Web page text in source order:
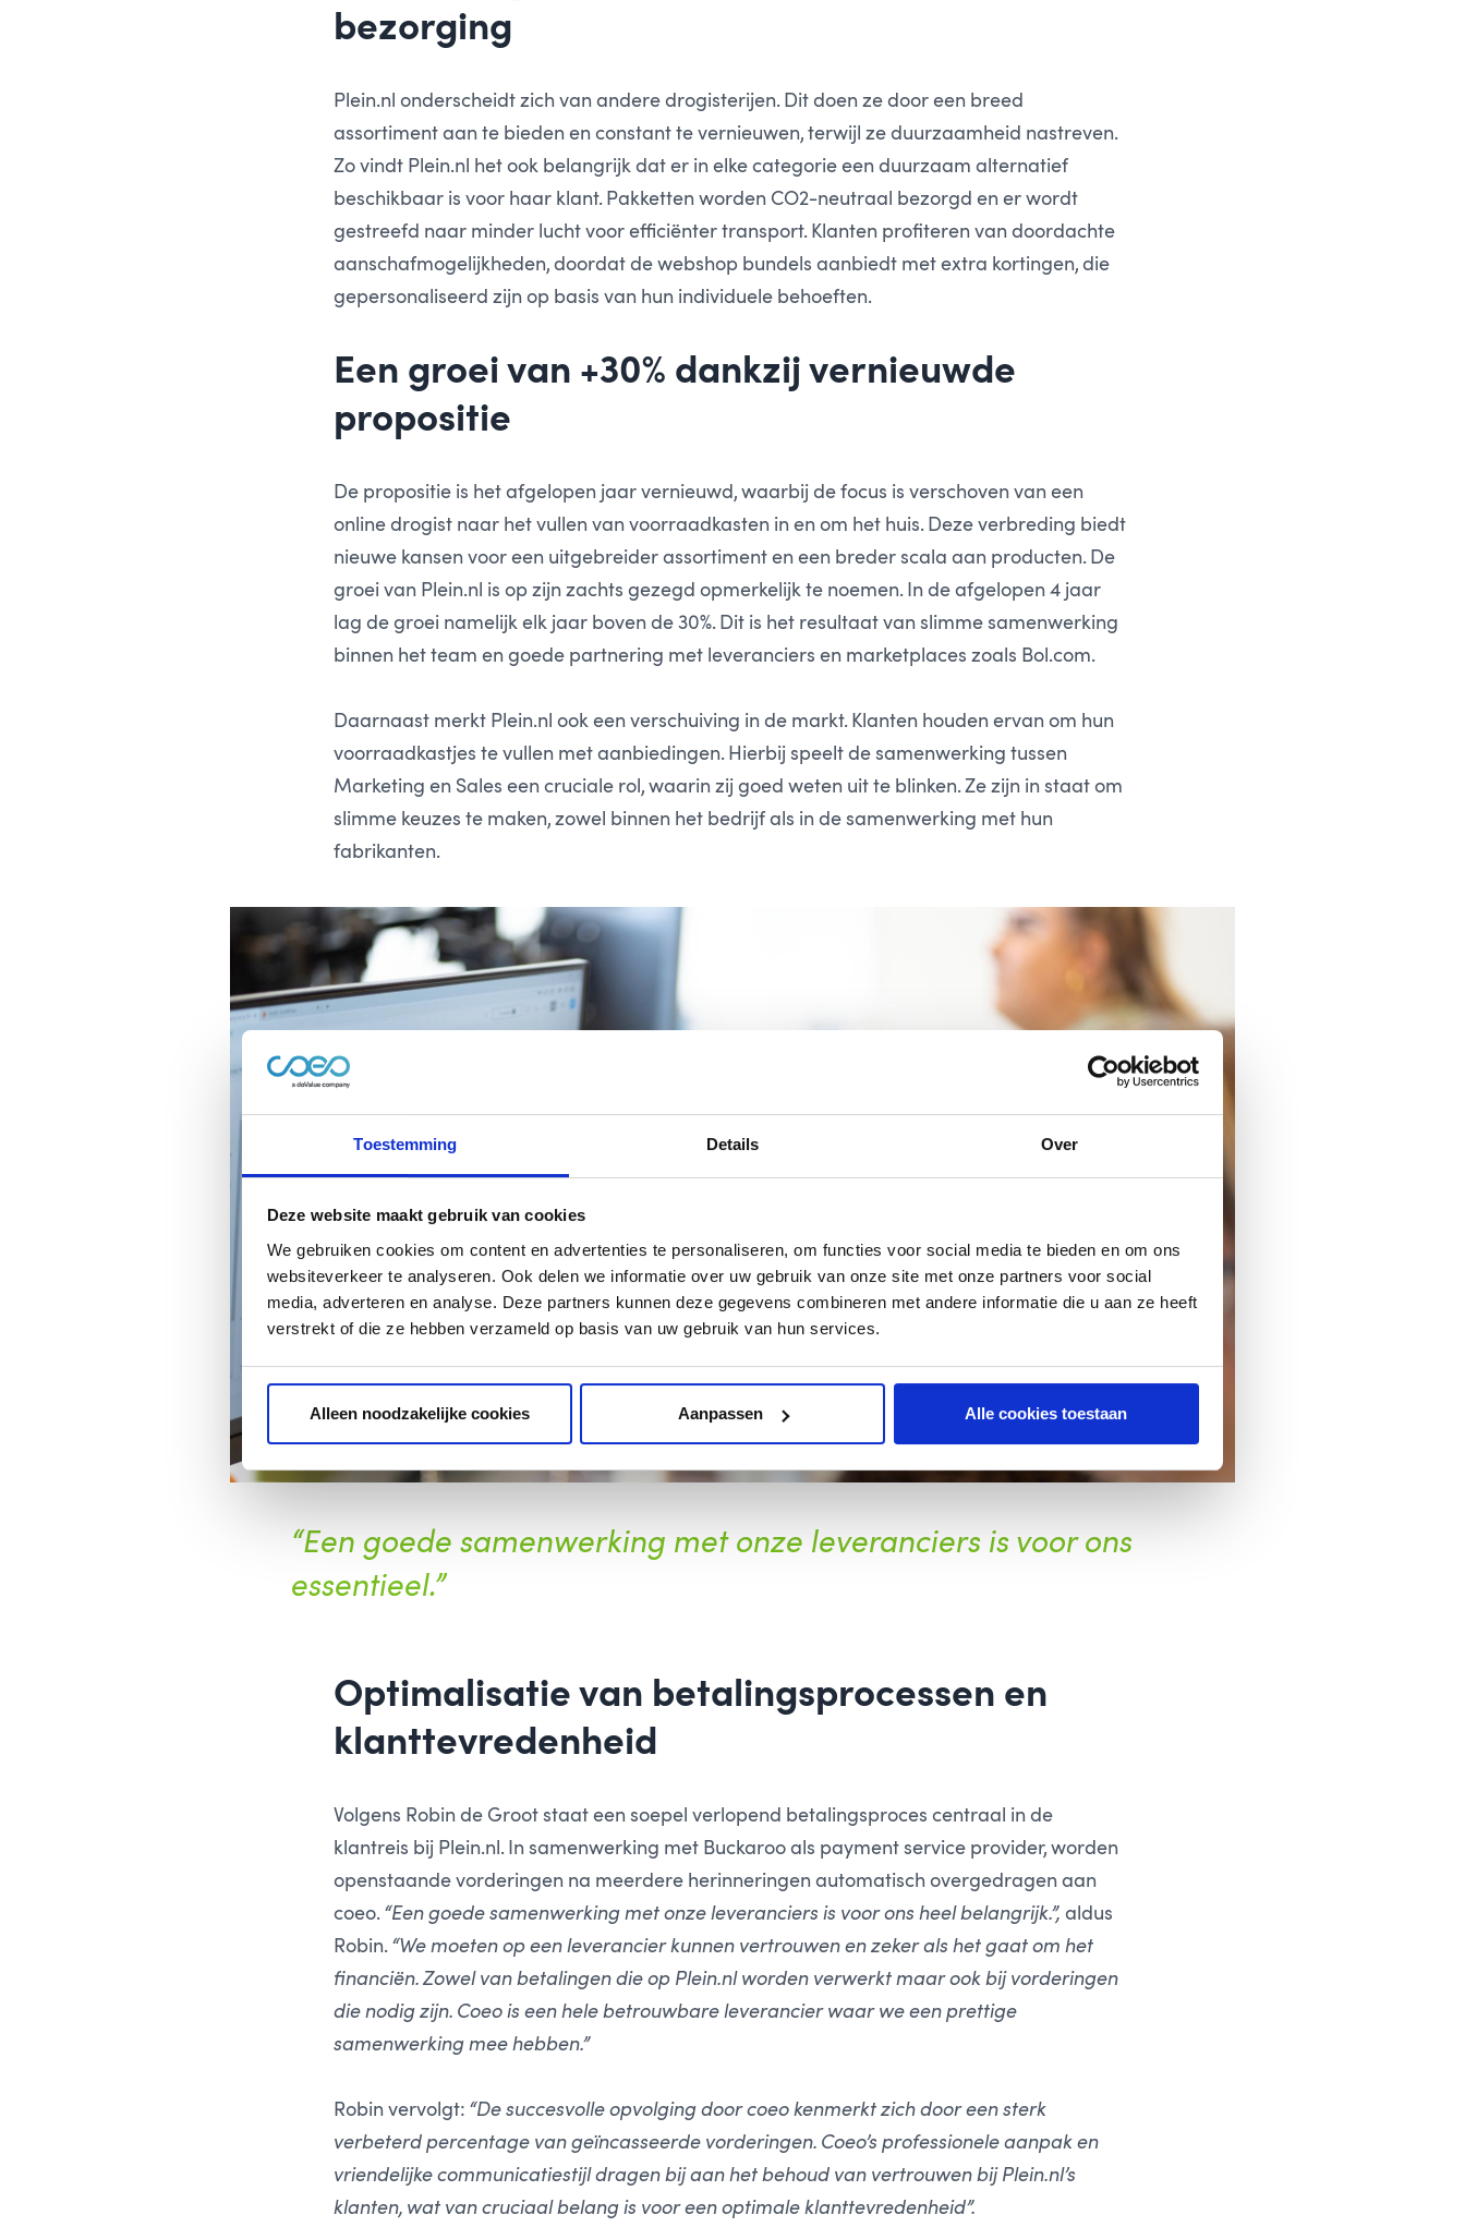
Toestemming Details Over
Deze website maakt gebruik van cookies
We gebruiken cookies om content en advertenties te personaliseren, om functies voor social media te bieden en om ons
websiteverkeer te analyseren. Ook delen we informatie over uw gebruik van onze site met onze partners voor social
media, adverteren en analyse. Deze partners kunnen deze gegevens combineren met andere informatie die u aan ze heeft
verstrekt of die ze hebben verzameld op basis van uw gebruik van hun services.
Alleen noodzakelijke cookies Aanpassen Alle cookies toestaan
bezorging
Plein.nl onderscheidt zich van andere drogisterijen. Dit doen ze door een breed
assortiment aan te bieden en constant te vernieuwen, terwijl ze duurzaamheid nastreven.
Zo vindt Plein.nl het ook belangrijk dat er in elke categorie een duurzaam alternatief
beschikbaar is voor haar klant. Pakketten worden CO2-neutraal bezorgd en er wordt
gestreefd naar minder lucht voor efficiënter transport. Klanten profiteren van doordachte
aanschafmogelijkheden, doordat de webshop bundels aanbiedt met extra kortingen, die
gepersonaliseerd zijn op basis van hun individuele behoeften.
Een groei van +30% dankzij vernieuwde
propositie
De propositie is het afgelopen jaar vernieuwd, waarbij de focus is verschoven van een
online drogist naar het vullen van voorraadkasten in en om het huis. Deze verbreding biedt
nieuwe kansen voor een uitgebreider assortiment en een breder scala aan producten. De
groei van Plein.nl is op zijn zachts gezegd opmerkelijk te noemen. In de afgelopen 4 jaar
lag de groei namelijk elk jaar boven de 30%. Dit is het resultaat van slimme samenwerking
binnen het team en goede partnering met leveranciers en marketplaces zoals Bol.com.
Daarnaast merkt Plein.nl ook een verschuiving in de markt. Klanten houden ervan om hun
voorraadkastjes te vullen met aanbiedingen. Hierbij speelt de samenwerking tussen
Marketing en Sales een cruciale rol, waarin zij goed weten uit te blinken. Ze zijn in staat om
slimme keuzes te maken, zowel binnen het bedrijf als in de samenwerking met hun
fabrikanten.
“Een goede samenwerking met onze leveranciers is voor ons
essentieel.”
Optimalisatie van betalingsprocessen en
klanttevredenheid
Volgens Robin de Groot staat een soepel verlopend betalingsproces centraal in de
klantreis bij Plein.nl. In samenwerking met Buckaroo als payment service provider, worden
openstaande vorderingen na meerdere herinneringen automatisch overgedragen aan
coeo.“Een goede samenwerking met onze leveranciers is voor ons heel belangrijk.”, aldus
Robin.“We moeten op een leverancier kunnen vertrouwen en zeker als het gaat om het
financiën. Zowel van betalingen die op Plein.nl worden verwerkt maar ook bij vorderingen
die nodig zijn. Coeo is een hele betrouwbare leverancier waar we een prettige
samenwerking mee hebben.”
Robin vervolgt: “De succesvolle opvolging door coeo kenmerkt zich door een sterk
verbeterd percentage van geïncasseerde vorderingen. Coeo’s professionele aanpak en
vriendelijke communicatiestijl dragen bij aan het behoud van vertrouwen bij Plein.nl’s
klanten, wat van cruciaal belang is voor een optimale klanttevredenheid”.